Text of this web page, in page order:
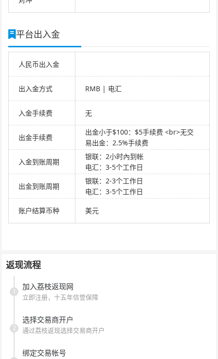
平台出入金
人民币出入金
出入金方式 RMB | 电汇
入金手续费 无
出金手续费
出金小于$100：$5手续费 <br>无交
易出金：2.5%手续费
入金到账周期
银联：2小时內到帐
电汇：3-5个工作日
出金到账周期
银联：2-3个工作日
电汇：3-5个工作日
账户结算币种 美元
返现流程
加入荔枝返现网
立即注册，十五年信誉保障
1
选择交易商开户
通过荔枝返现选择交易商开户
2
绑定交易帐号